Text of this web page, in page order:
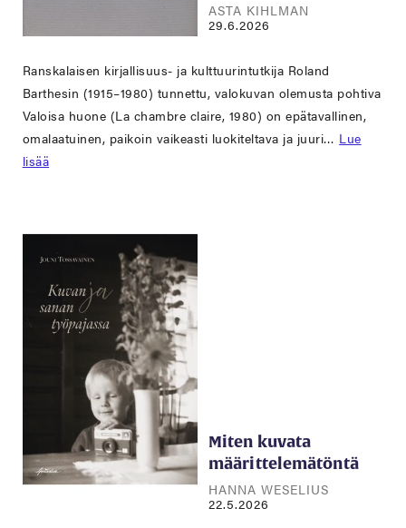
ASTA KIHLMAN
29.6.2026
Ranskalaisen kirjallisuus- ja kulttuurintutkija Roland
Barthesin (1915–1980) tunnettu, valokuvan olemusta pohtiva
Valoisa huone (La chambre claire, 1980) on epätavallinen,
omalaatuinen, paikoin vaikeasti luokiteltava ja juuri… Lue
lisää
Miten kuvata
määrittelemätöntä
HANNA WESELIUS
22.5.2026